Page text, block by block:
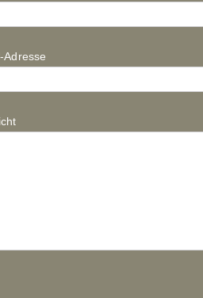
Adresse